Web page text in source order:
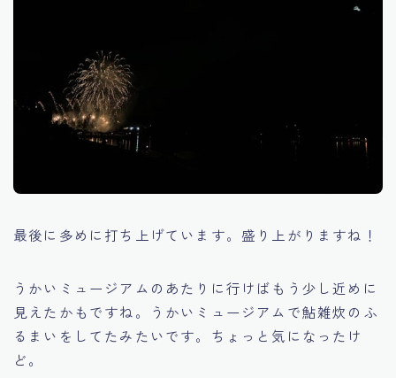
最後に多めに打ち上げています。盛り上がりますね！
うかいミュージアムのあたりに行けばもう少し近めに
見えたかもですね。うかいミュージアムで鮎雑炊のふ
るまいをしてたみたいです。ちょっと気になったけ
ど。